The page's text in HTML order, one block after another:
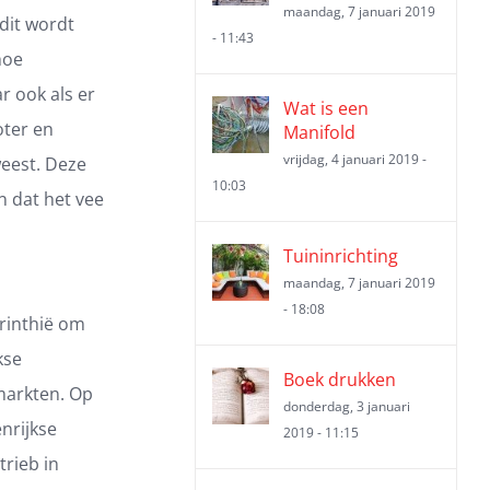
wordt
ook als er
en
Deze
dat het vee
om
Op
in
maandag, 7 januari 2019
- 11:43
Wat is een
Manifold
vrijdag, 4 januari 2019 -
10:03
Tuininrichting
maandag, 7 januari 2019
- 18:08
Boek drukken
donderdag, 3 januari
2019 - 11:15